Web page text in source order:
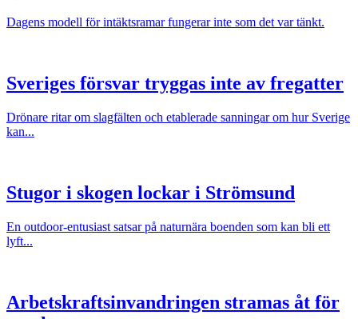
Dagens modell för intäktsramar fungerar inte som det var tänkt.
Sveriges försvar tryggas inte av fregatter
Drönare ritar om slagfälten och etablerade sanningar om hur Sverige
kan...
Stugor i skogen lockar i Strömsund
En outdoor-entusiast satsar på naturnära boenden som kan bli ett
lyft...
Arbetskraftsinvandringen stramas åt för